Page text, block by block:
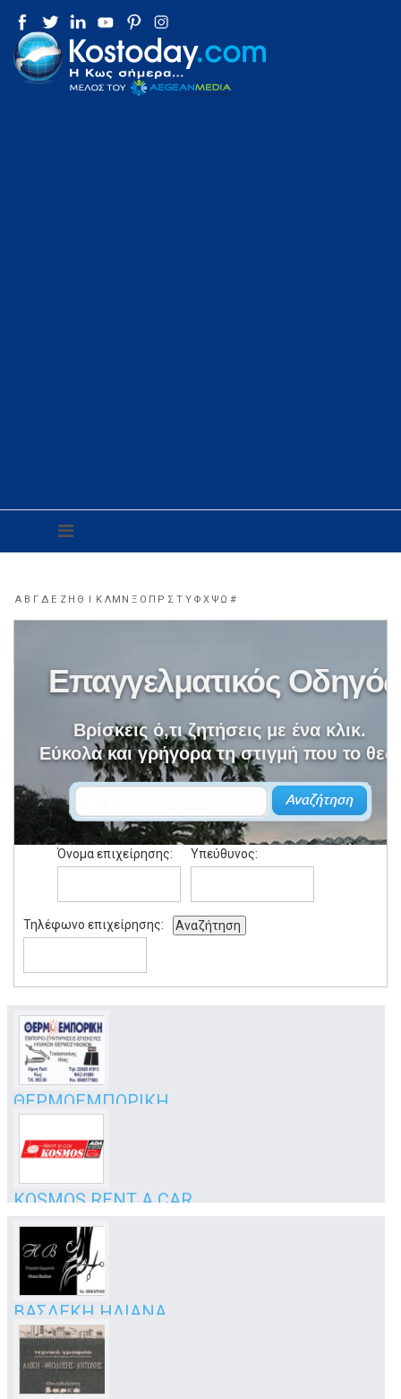
Α Β Γ Δ Ε Ζ Η Θ Ι Κ ΛΜ Ν Ξ Ο Π Ρ Σ Τ Υ Φ Χ Ψ Ω #
Επαγγελματικός Οδηγός
Βρίσκεις ό,τι ζητήσεις με ένα κλικ.
Εύκολα και γρήγορα τη στιγμή που το θες.
Όνομα επιχείρησης: Υπεύθυνος:
Τηλέφωνο επιχείρησης: Αναζήτηση
ΘΕΡΜΟΕΜΠΟΡΙΚΗ
Πυλί, Λίμνη
Κως
KOSMOS RENT A CAR
Μαστιχάρι
Κως
ΒΑΣΔΕΚΗ ΗΛΙΑΝΑ
υπηρεσίες κομμωτικής κατ'οίκον
Κως